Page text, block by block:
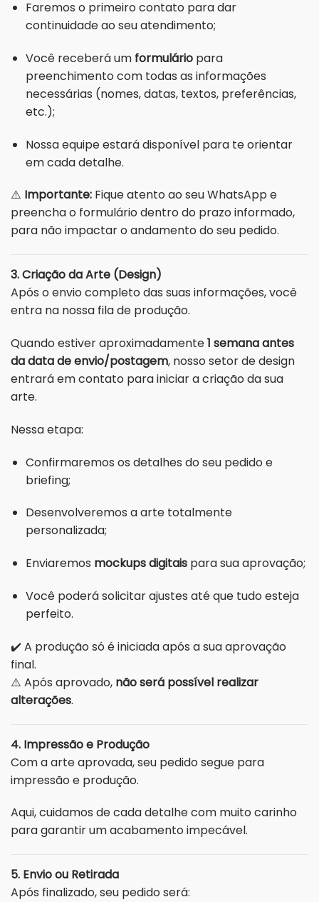
Faremos o primeiro contato para dar
continuidade ao seu atendimento;
Você receberá um formuláriopara
preenchimento com todas as informações
necessárias (nomes, datas, textos, preferências,
etc.);
Nossa equipe estará disponível para te orientar
em cada detalhe.
⚠️ Importante: Fique atento ao seu WhatsApp e
preencha o formulário dentro do prazo informado,
para não impactar o andamento do seu pedido.
3. Criação da Arte (Design)
Após o envio completo das suas informações, você
entra na nossa fila de produção.
Quando estiver aproximadamente1 semana antes
da data de envio/postagem, nosso setor de design
entrará em contato para iniciar a criação da sua
arte.
Nessa etapa:
Confirmaremos os detalhes do seu pedido e
briefing;
Desenvolveremos a arte totalmente
personalizada;
Enviaremos mockups digitaispara sua aprovação;
Você poderá solicitar ajustes até que tudo esteja
perfeito.
✔️ A produção só é iniciada após a sua aprovação
final.
⚠️ Após aprovado, não será possível realizar
alterações.
4. Impressão e Produção
Com a arte aprovada, seu pedido segue para
impressão e produção.
Aqui, cuidamos de cada detalhe com muito carinho
para garantir um acabamento impecável.
5. Envio ou Retirada
Após finalizado, seu pedido será: